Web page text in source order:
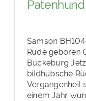
Samson
Rüde geboren
Bückeburg
bildhübsche
Vergangenheit
einem Jahr